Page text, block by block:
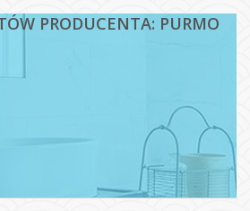
PRODUCENTA: PURMO